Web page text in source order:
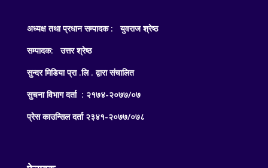
अध्यक्ष तथा प्रधान सम्पादक : युवराज श्रेष्ठ
सम्पादक: उत्तर श्रेष्ठ
सुन्दर मिडिया प्रा .लि . द्वारा संचालित
सुचना विभाग दर्ता : २१७४-२०७७/०७
प्रेस काउन्सिल दर्ता २३४१-२०७७/०७८